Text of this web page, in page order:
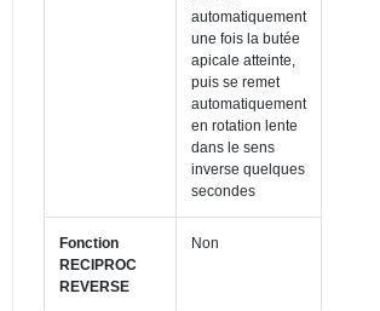
automatiquement
une fois la butée
apicale atteinte,
puis se remet
automatiquement
en rotation lente
dans le sens
inverse quelques
secondes
Fonction
RECIPROC
REVERSE
Non